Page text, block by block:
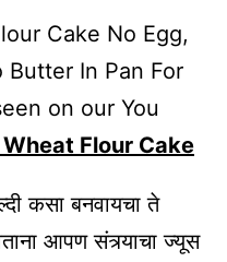
Cake No Egg,
Butter In Pan For
on our You
Flour Cake
कसा बनवायचा ते
आपण संत्र्याचा ज्यूस